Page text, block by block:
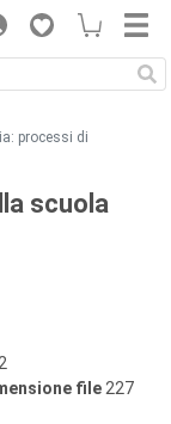
processi di
scuola
file 227